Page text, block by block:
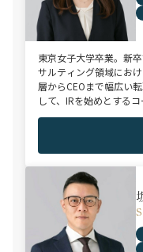
東京女子大学卒業。新
サルティング領域にお
層からCEOまで幅広い
して、IRを始めとする
ファーム領域を中心に
ル・ハイクラス層まで